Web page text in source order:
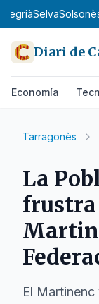
SegriàSelva
Diari de
Economía
Tarragonès
La
frustra
El